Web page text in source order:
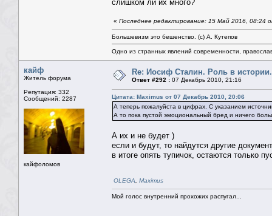
слишком ли их много?
« Последнее редактирование: 15 Май 2016, 08:24
Большевизм это бешенство. (с) А. Кутепов
Одно из странных явлений современности,
кайф
Житель форума
Репутация: 332
Сообщений: 2287
кайфоломов
Re: Иосиф Сталин. Роль в истории.
Ответ #292 : 07 Декабрь 2010, 21:16
Цитата: Maximus от 07 Декабрь 2010, 20:06
А теперь пожалуйста в цифрах. С указанием
А то пока пустой эмоциональный бред и ничего
А их и не будет )
если и будут, то найдутся другие
в итоге опять тупичок, остаются только
OLEGA, Maximus
Мой голос внутренний прохожих распугал...